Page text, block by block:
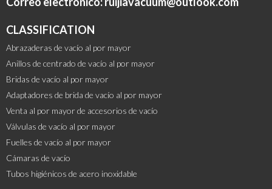
CLASSIFICATION
Abrazaderas de vacío al por mayor
Anillos de centrado de vacío al por mayor
Bridas de vacío al por mayor
Adaptadores de brida de vacío al por mayor
Venta al por mayor de accesorios de vacío
Válvulas de vacío al por mayor
Fuelles de vacío al por mayor
Cámaras de vacío
Tubos higiénicos de acero inoxidable